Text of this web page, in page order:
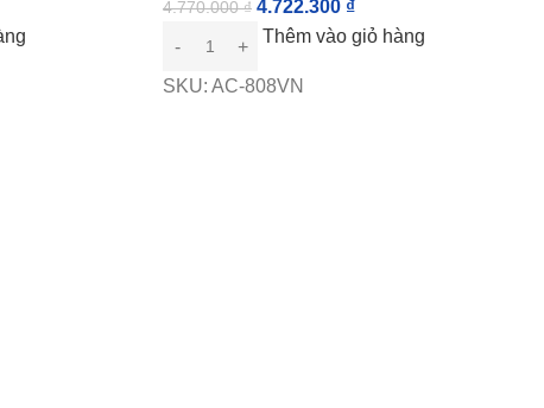
4.770.000₫ 4.722.300 ₫
Thêm vào giỏ hàng
SKU: AC-808VN